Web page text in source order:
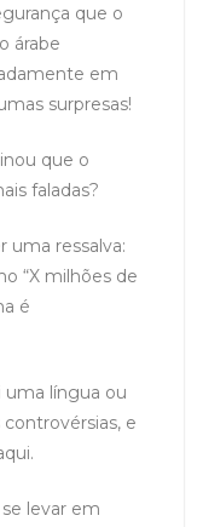
que o
árabe
em
surpresas!
que o
faladas?
uma ressalva:
“X milhões de
é
língua ou
e
levar em